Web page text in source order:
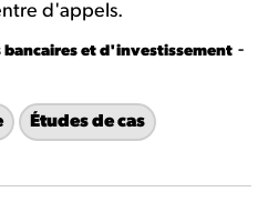
d'appels.
bancaires et d'investissement -
Études de cas